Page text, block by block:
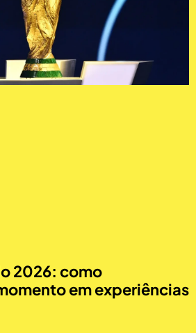
2026: como
em experiências